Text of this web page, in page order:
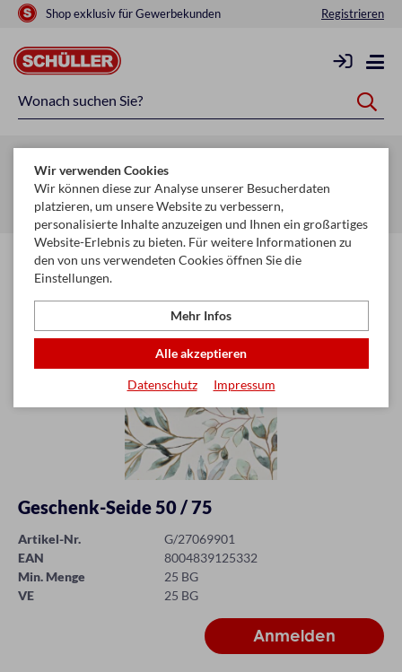
Shop exklusiv für Gewerbekunden Registrieren
Startseite Glückwunschkarten & Papeterie
Geschenkpapiere
Seidenpapier
Geschenk-Seide 50 / 75
Artikel-Nr.
G/27069901
EAN
8004839125332
Min. Menge
25 BG
VE
25 BG
Wir verwenden Cookies
Wir können diese zur Analyse unserer Besucherdaten
platzieren, um unsere Website zu verbessern,
personalisierte Inhalte anzuzeigen und Ihnen ein großartiges
Website-Erlebnis zu bieten. Für weitere Informationen zu
den von uns verwendeten Cookies öffnen Sie die
Einstellungen.
Mehr Infos
Alle akzeptieren
Datenschutz Impressum